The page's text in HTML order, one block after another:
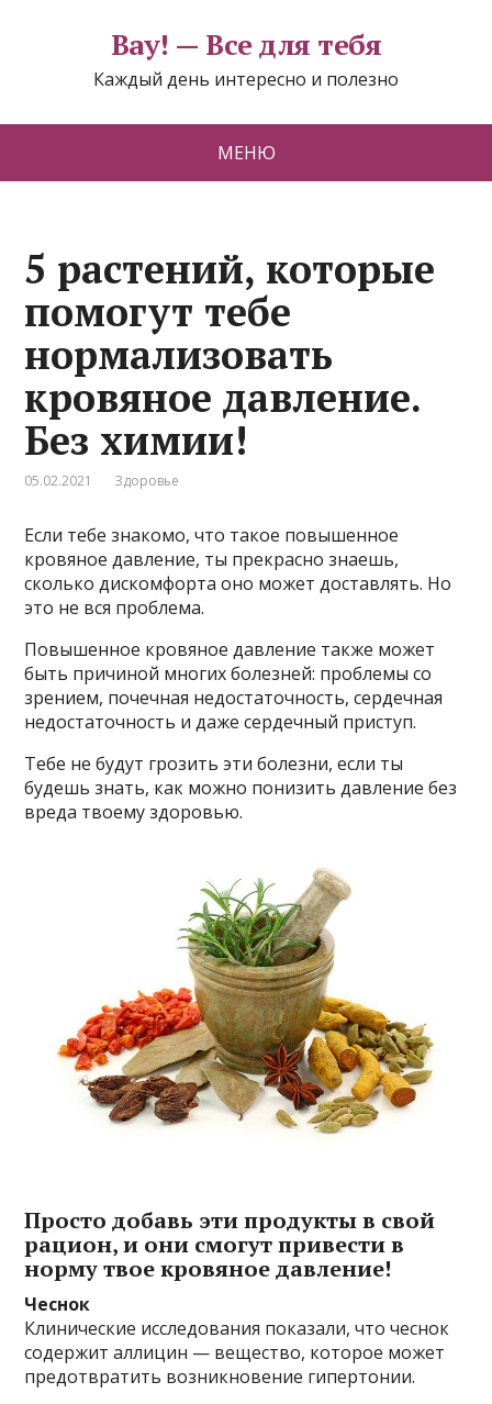
Вау! — Все для тебя
Каждый день интересно и полезно
МЕНЮ
5 растений, которые
помогут тебе
нормализовать
кровяное давление.
Без химии!
05.02.2021 Здоровье
Если тебе знакомо, что такое повышенное
кровяное давление, ты прекрасно знаешь,
сколько дискомфорта оно может доставлять. Но
это не вся проблема.
Повышенное кровяное давление также может
быть причиной многих болезней: проблемы со
зрением, почечная недостаточность, сердечная
недостаточность и даже сердечный приступ.
Тебе не будут грозить эти болезни, если ты
будешь знать, как можно понизить давление без
вреда твоему здоровью.
Просто добавь эти продукты в свой
рацион, и они смогут привести в
норму твое кровяное давление!
Чеснок
Клинические исследования показали, что чеснок
содержит аллицин — вещество, которое может
предотвратить возникновение гипертонии.